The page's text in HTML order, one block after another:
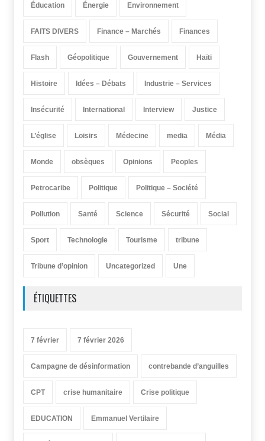
Éducation Énergie Environnement
FAITS DIVERS Finance – Marchés Finances
Flash Géopolitique Gouvernement Haïti
Histoire Idées – Débats Industrie – Services
Insécurité International Interview Justice
L’église Loisirs Médecine media Média
Monde obsèques Opinions Peoples
Petrocaribe Politique Politique – Société
Pollution Santé Science Sécurité Social
Sport Technologie Tourisme tribune
Tribune d’opinion Uncategorized Une
ÉTIQUETTES
7 février 7 février 2026
Campagne de désinformation contrebande d’anguilles
CPT crise humanitaire Crise politique
EDUCATION Emmanuel Vertilaire